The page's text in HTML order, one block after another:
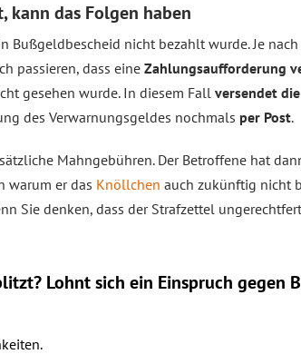
das Folgen haben
Bußgeldbescheid nicht bezahlt wurde. Je
passieren, dass eine Zahlungsaufforderung
gesehen wurde. In diesem Fall versendet
des Verwarnungsgeldes nochmals per Post.
Mahngebühren. Der Betroffene hat
warum er das Knöllchen auch zukünftig nicht
Sie denken, dass der Strafzettel
Lohnt sich ein Einspruch gegen